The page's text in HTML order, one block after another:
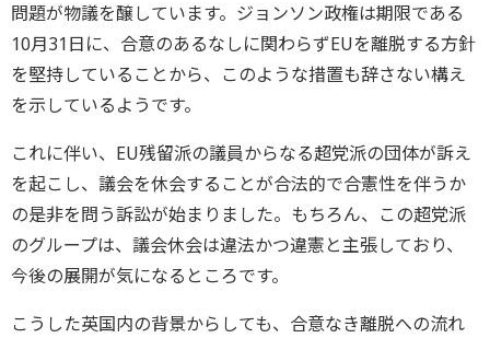
問題が物議を醸しています。ジョンソン政権は期限である
10月31日に、合意のあるなしに関わらずEUを離脱する方針
を堅持していることから、このような措置も辞さない構え
を示しているようです。
これに伴い、EU残留派の議員からなる超党派の団体が訴え
を起こし、議会を休会することが合法的で合憲性を伴うか
の是非を問う訴訟が始まりました。もちろん、この超党派
のグループは、議会休会は違法かつ違憲と主張しており、
今後の展開が気になるところです。
こうした英国内の背景からしても、合意なき離脱への流れ